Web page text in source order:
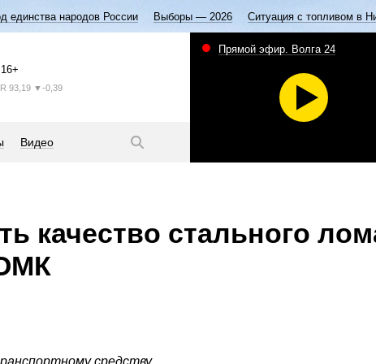
единства народов России Выборы — 2026 Ситуация с топливом в
16+
93,19 ▼-0,39
Видео
Прямой эфир. Волга 24
качество стального
средству